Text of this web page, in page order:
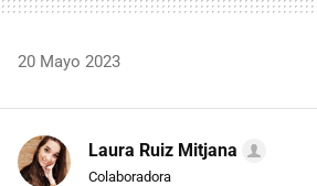
20 Mayo 2023
Laura Ruiz Mitjana
Colaboradora